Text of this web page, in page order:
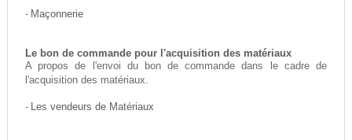
- Maçonnerie
Le bon de commande pour l'acquisition des matériaux
A propos de l'envoi du bon de commande dans le cadre de
l'acquisition des matériaux.
- Les vendeurs de Matériaux